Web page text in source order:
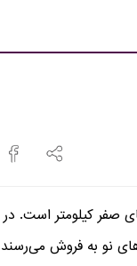
صفر کیلومتر است. در
نو به فروش